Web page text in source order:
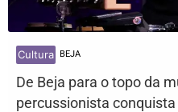
Cultura BEJA
De Beja para o topo da
percussionista